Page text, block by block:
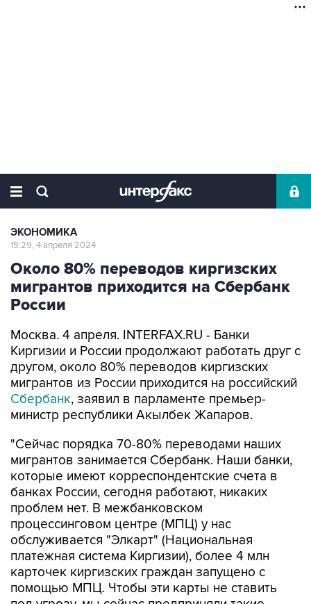
ЭКОНОМИКА
15:29, 4 апреля 2024
Около 80% переводов киргизских
мигрантов приходится на Сбербанк
России
Москва. 4 апреля. INTERFAX.RU - Банки
Киргизии и России продолжают работать друг с
другом, около 80% переводов киргизских
мигрантов из России приходится на российский
Сбербанк, заявил в парламенте премьер-
министр республики Акылбек Жапаров.
"Сейчас порядка 70-80% переводами наших
мигрантов занимается Сбербанк. Наши банки,
которые имеют корреспондентские счета в
банках России, сегодня работают, никаких
проблем нет. В межбанковском
процессинговом центре (МПЦ) у нас
обслуживается "Элкарт" (Национальная
платежная система Киргизии), более 4 млн
карточек киргизских граждан запущено с
помощью МПЦ. Чтобы эти карты не ставить